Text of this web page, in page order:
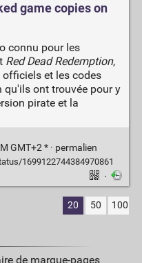
game copies on
connu pour les
Red Dead Redemption,
et les codes
qu'ils ont trouvée pour y
pirate et la
GMT+2 * · permalien
1699122744384970861
·
20 50 100
de marque-pages